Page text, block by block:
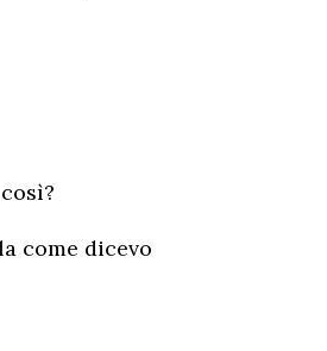
come dicevo